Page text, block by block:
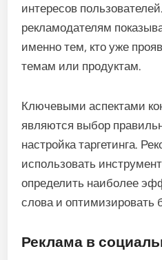
интересов
рекламодателям
именно тем, кто уже
темам или продуктам.
Ключевыми аспектами
являются выбор
настройка таргетинга.
использовать
определить наиболее
слова и оптимизировать
Реклама в